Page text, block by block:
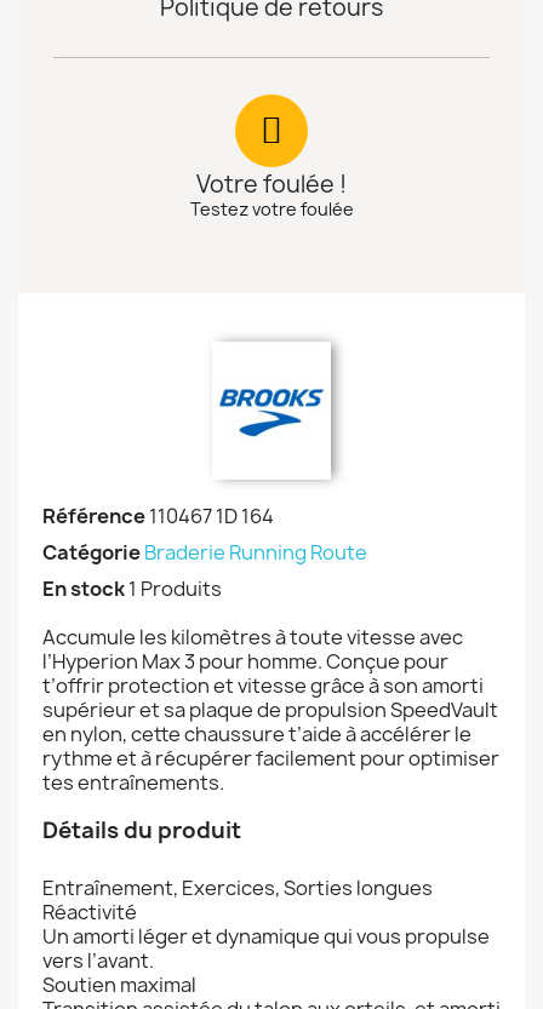
Politique de retours
Votre foulée !
Testez votre foulée
Référence110467 1D 164
CatégorieBraderie Running Route
En stock1 Produits
Accumule les kilomètres à toute vitesse avec
l’Hyperion Max 3 pour homme. Conçue pour
t’offrir protection et vitesse grâce à son amorti
supérieur et sa plaque de propulsion SpeedVault
en nylon, cette chaussure t’aide à accélérer le
rythme et à récupérer facilement pour optimiser
tes entraînements.
Détails du produit
Entraînement, Exercices, Sorties longues
Réactivité
Un amorti léger et dynamique qui vous propulse
vers l’avant.
Soutien maximal